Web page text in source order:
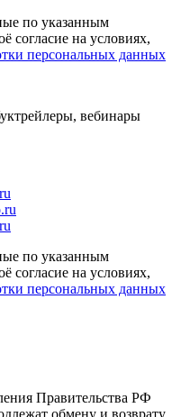
по указанным
согласие на условиях,
персональных данных
вебинары
по указанным
согласие на условиях,
персональных данных
Правительства РФ
обмену и возврату